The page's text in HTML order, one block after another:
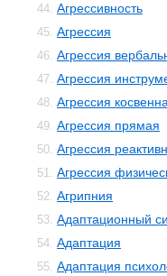
44. Агрессивность
45. Агрессия
46. Агрессия
47. Агрессия
48. Агрессия
49. Агрессия прямая
50. Агрессия
51. Агрессия
52. Агрипния
53. Адаптационный
54. Адаптация
55. Адаптация